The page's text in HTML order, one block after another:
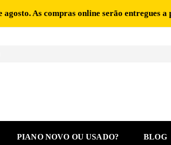
As compras online serão entregues
PIANO NOVO OU USADO? BLOG